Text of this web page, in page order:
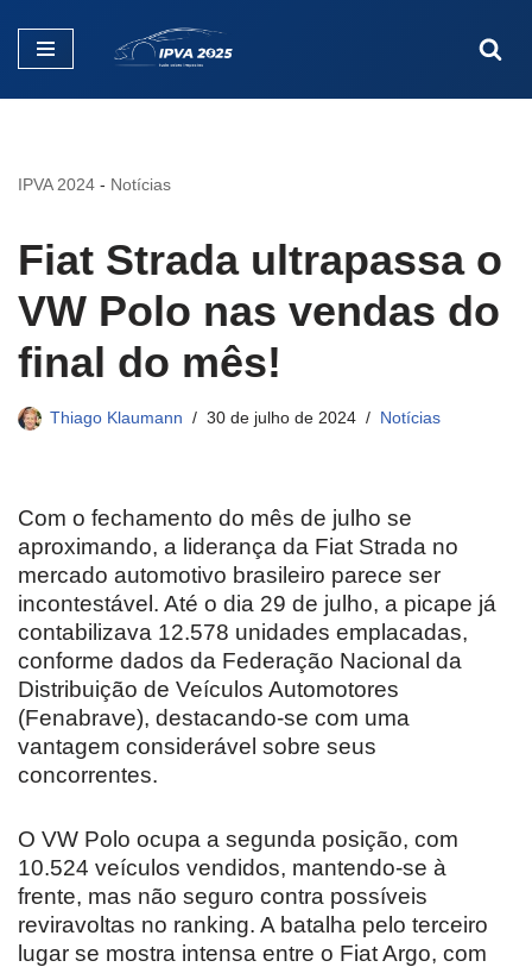
Pular
IPVA 2024 - Notícias
Fiat Strada ultrapassa o
VW Polo nas vendas do
final do mês!
Thiago Klaumann 30 de julho de 2024 Notícias
Com o fechamento do mês de julho se
aproximando, a liderança da Fiat Strada no
mercado automotivo brasileiro parece ser
incontestável. Até o dia 29 de julho, a picape já
contabilizava 12.578 unidades emplacadas,
conforme dados da Federação Nacional da
Distribuição de Veículos Automotores
(Fenabrave), destacando-se com uma
vantagem considerável sobre seus
concorrentes.
O VW Polo ocupa a segunda posição, com
10.524 veículos vendidos, mantendo-se à
frente, mas não seguro contra possíveis
reviravoltas no ranking. A batalha pelo terceiro
lugar se mostra intensa entre o Fiat Argo, com